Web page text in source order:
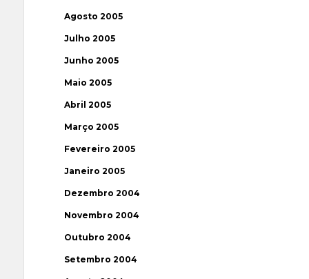
Agosto 2005
Julho 2005
Junho 2005
Maio 2005
Abril 2005
Março 2005
Fevereiro 2005
Janeiro 2005
Dezembro 2004
Novembro 2004
Outubro 2004
Setembro 2004